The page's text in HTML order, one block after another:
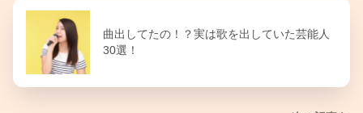
曲出してたの！？実は歌を出していた芸能人
30選！